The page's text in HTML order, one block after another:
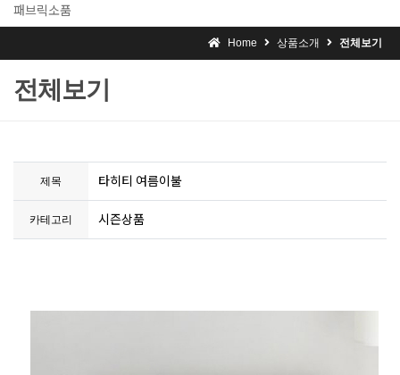
패브릭소품
Home 상품소개 전체보기
전체보기
제목 타히티 여름이불
카테고리 시즌상품